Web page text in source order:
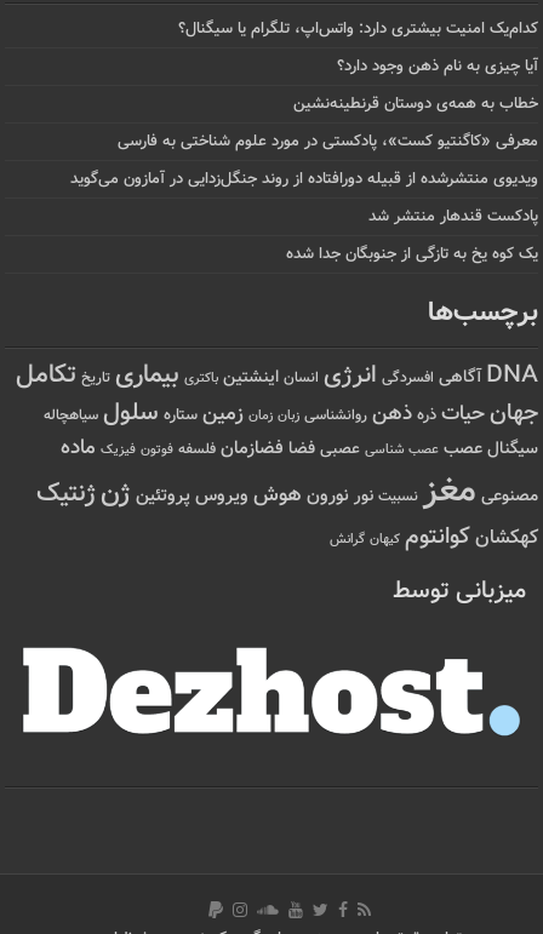
کدام‌یک امنیت بیشتری دارد: واتس‌اپ، تلگرام یا سیگنال؟
آیا چیزی به نام ذهن وجود دارد؟
خطاب به همه‌ی دوستان قرنطینه‌نشین
معرفی «کاگنتیو کست»، پادکستی در مورد علوم شناختی به فارسی
ویدیوی منتشرشده از قبیله دورافتاده‌ از روند جنگل‌زدایی در آمازون می‌گوید
پادکست قندهار منتشر شد
یک کوه یخ به تازگی از جنوبگان جدا شده
برچسب‌ها
DNA آگاهی افسردگی انرژی انسان اینشتین باکتری بیماری تاریخ تکامل
جهانحیات ذره ذهن روانشناسی زبان زمان زمین ستاره سلول سیاهچاله
سیگنال عصب عصب شناسی عصبی فضا فضازمان فلسفه فوتون فیزیک ماده
مصنوعی مغز نسبیت نور نورون هوش ویروس پروتئین ژنژنتیک
کهکشانکوانتوم کیهان گرانش
میزبانی توسط